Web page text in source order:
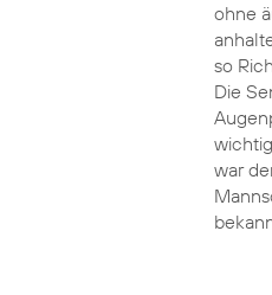
ohne
so
Die
war